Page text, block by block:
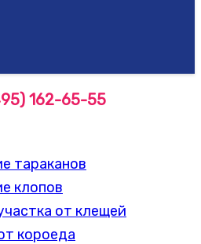
162-65-55
тараканов
клопов
от клещей
короеда